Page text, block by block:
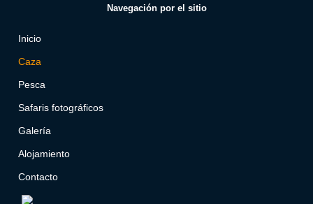
Navegación por el sitio
Inicio
Caza
Pesca
Safaris fotográficos
Galería
Alojamiento
Contacto